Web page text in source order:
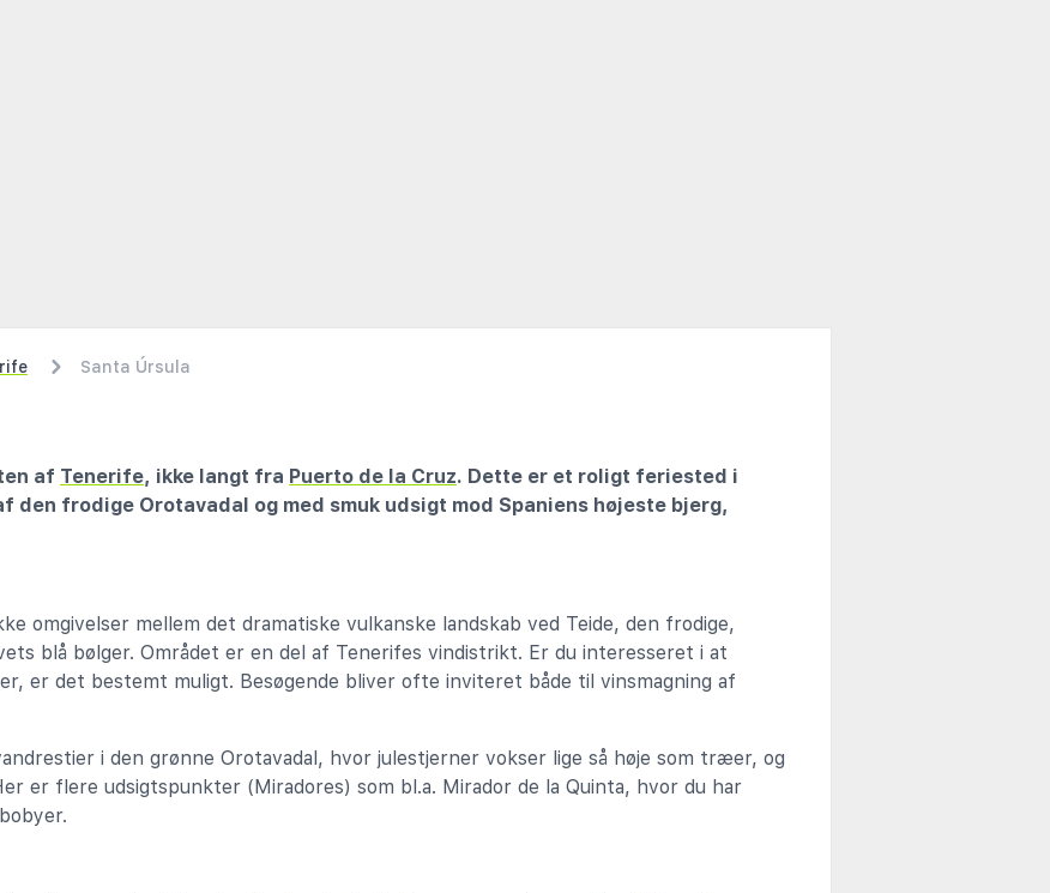
Santa Úrsula
af Tenerife, ikke langt fra Puerto de la Cruz. Dette er et roligt feriested i
den frodige Orotavadal og med smuk udsigt mod Spaniens højeste bjerg,
omgivelser mellem det dramatiske vulkanske landskab ved Teide, den frodige,
blå bølger. Området er en del af Tenerifes vindistrikt. Er du interesseret i at
er det bestemt muligt. Besøgende bliver ofte inviteret både til vinsmagning af
i den grønne Orotavadal, hvor julestjerner vokser lige så høje som træer, og
er flere udsigtspunkter (Miradores) som bl.a. Mirador de la Quinta, hvor du har